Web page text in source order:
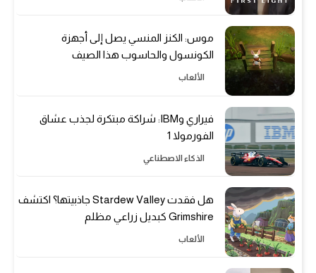
موس: الكنز المنسي يصل إلى أجهزة
الكونسول والحاسوب هذا الصيف
الألعاب
فيراري وIBM: شراكة مبتكرة لجذب عشاق
الفورمولا 1
الذكاء الاصطناعي
هل فقدت Stardew Valley جاذبيتها؟ اكتشف
Grimshire كبديل زراعي مظلم
الألعاب